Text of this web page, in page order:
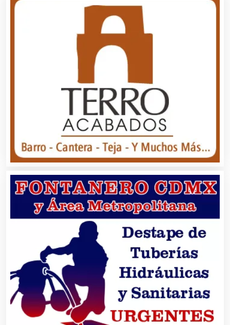
Artículos Importados
Artículos para el Hogar
Artículos para Regalos
Artículos Personales
Artículos Publicitarios
Aseguradoras
Asesores Técnicos
Asesoría Fiscal
Asilos
Asociaciones Civiles